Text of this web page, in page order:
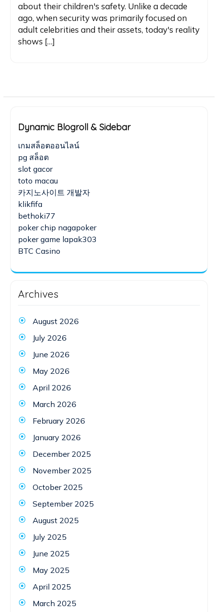
about their children's safety. Unlike a decade
ago, when security was primarily focused on
adult celebrities and their assets, today's reality
shows […]
Dynamic Blogroll & Sidebar
เกมสล็อตออนไลน์
pg สล็อต
slot gacor
toto macau
카지노사이트 개발자
klikfifa
bethoki77
poker chip nagapoker
poker game lapak303
BTC Casino
Archives
August 2026
July 2026
June 2026
May 2026
April 2026
March 2026
February 2026
January 2026
December 2025
November 2025
October 2025
September 2025
August 2025
July 2025
June 2025
May 2025
April 2025
March 2025